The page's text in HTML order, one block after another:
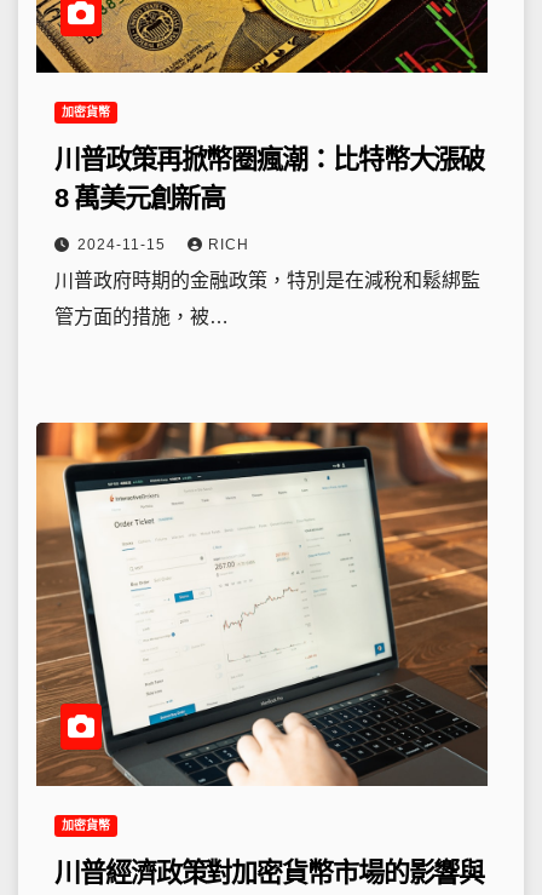
加密貨幣
川普政策再掀幣圈瘋潮：比特幣大漲破
8 萬美元創新高
2024-11-15 RICH
川普政府時期的金融政策，特別是在減稅和鬆綁監
管方面的措施，被…
加密貨幣
川普經濟政策對加密貨幣市場的影響與